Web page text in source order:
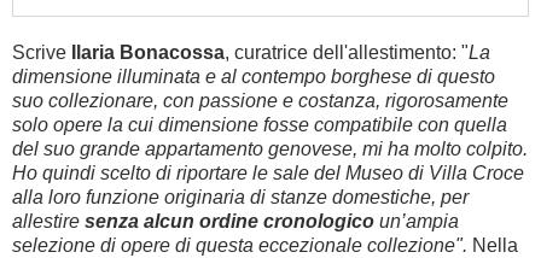
Scrive Ilaria Bonacossa, curatrice dell'allestimento: "La
dimensione illuminata e al contempo borghese di questo
suo collezionare, con passione e costanza, rigorosamente
solo opere la cui dimensione fosse compatibile con quella
del suo grande appartamento genovese, mi ha molto colpito.
Ho quindi scelto di riportare le sale del Museo di Villa Croce
alla loro funzione originaria di stanze domestiche, per
allestire senza alcun ordine cronologico un’ampia
selezione di opere di questa eccezionale collezione". Nella